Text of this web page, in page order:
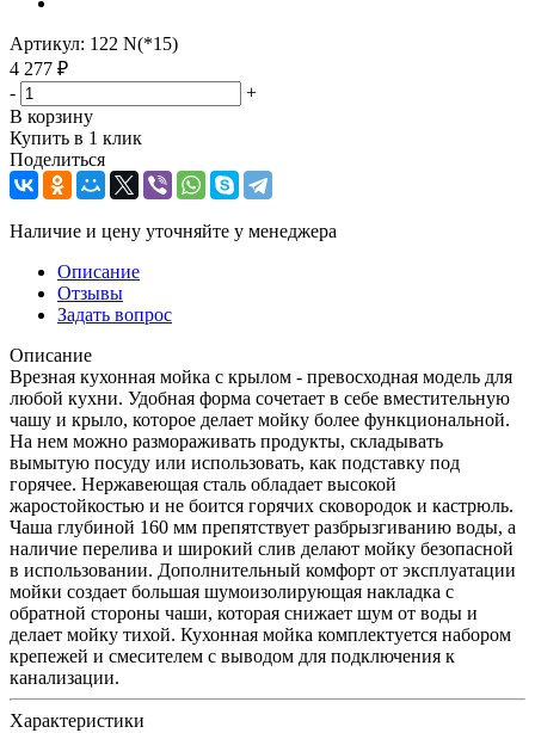
Артикул: 122 N(*15)
4 277 ₽
-
+
В корзину
Купить в 1 клик
Поделиться
Наличие и цену уточняйте у менеджера
Описание
Отзывы
Задать вопрос
Описание
Врезная кухонная мойка с крылом - превосходная модель для
любой кухни. Удобная форма сочетает в себе вместительную
чашу и крыло, которое делает мойку более функциональной.
На нем можно размораживать продукты, складывать
вымытую посуду или использовать, как подставку под
горячее. Нержавеющая сталь обладает высокой
жаростойкостью и не боится горячих сковородок и кастрюль.
Чаша глубиной 160 мм препятствует разбрызгиванию воды, а
наличие перелива и широкий слив делают мойку безопасной
в использовании. Дополнительный комфорт от эксплуатации
мойки создает большая шумоизолирующая накладка с
обратной стороны чаши, которая снижает шум от воды и
делает мойку тихой. Кухонная мойка комплектуется набором
крепежей и смесителем с выводом для подключения к
канализации.
Характеристики